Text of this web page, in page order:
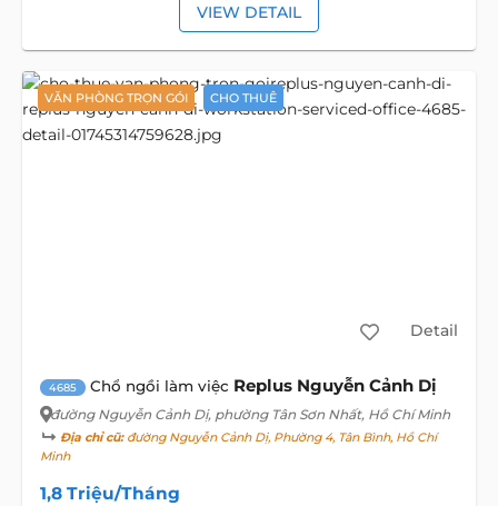
VIEW DETAIL
VĂN PHÒNG TRỌN GÓI CHO THUÊ
Detail
4685 Chổ ngồi làm việc Replus Nguyễn Cảnh Dị
đường Nguyễn Cảnh Dị, phường Tân Sơn Nhất, Hồ Chí Minh
Địa chỉ cũ:đường Nguyễn Cảnh Dị, Phường 4, Tân Bình, Hồ Chí
Minh
1,8 Triệu/Tháng